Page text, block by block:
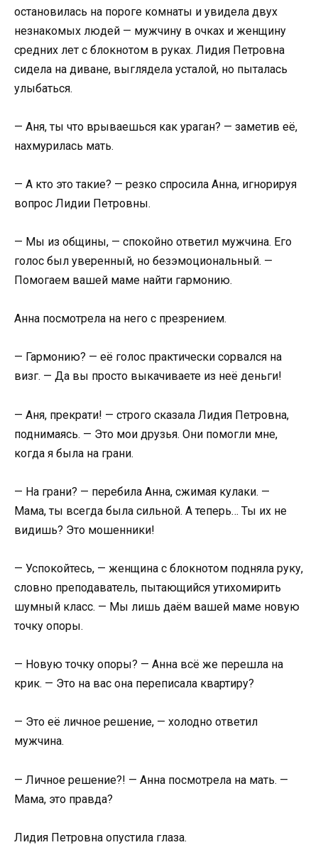
остановилась на пороге комнаты и увидела двух
незнакомых людей — мужчину в очках и женщину
средних лет с блокнотом в руках. Лидия Петровна
сидела на диване, выглядела усталой, но пыталась
улыбаться.
— Аня, ты что врываешься как ураган? — заметив её,
нахмурилась мать.
— А кто это такие? — резко спросила Анна, игнорируя
вопрос Лидии Петровны.
— Мы из общины, — спокойно ответил мужчина. Его
голос был уверенный, но безэмоциональный. —
Помогаем вашей маме найти гармонию.
Анна посмотрела на него с презрением.
— Гармонию? — её голос практически сорвался на
визг. — Да вы просто выкачиваете из неё деньги!
— Аня, прекрати! — строго сказала Лидия Петровна,
поднимаясь. — Это мои друзья. Они помогли мне,
когда я была на грани.
— На грани? — перебила Анна, сжимая кулаки. —
Мама, ты всегда была сильной. А теперь… Ты их не
видишь? Это мошенники!
— Успокойтесь, — женщина с блокнотом подняла руку,
словно преподаватель, пытающийся утихомирить
шумный класс. — Мы лишь даём вашей маме новую
точку опоры.
— Новую точку опоры? — Анна всё же перешла на
крик. — Это на вас она переписала квартиру?
— Это её личное решение, — холодно ответил
мужчина.
— Личное решение?! — Анна посмотрела на мать. —
Мама, это правда?
Лидия Петровна опустила глаза.